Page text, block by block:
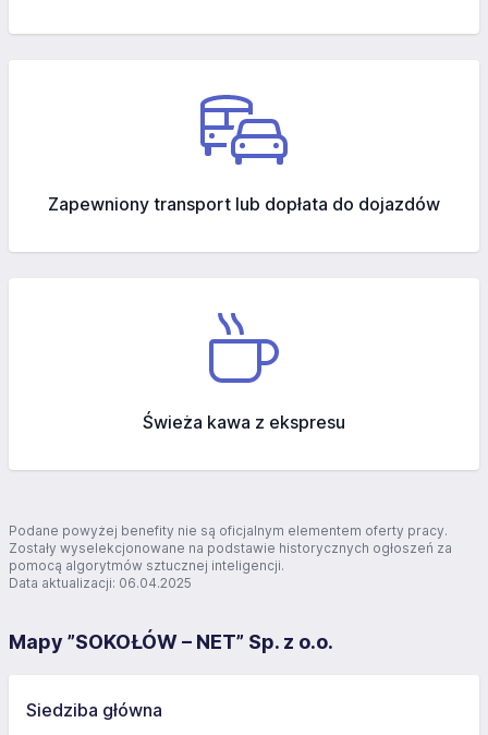
Zapewniony transport lub dopłata do dojazdów
Świeża kawa z ekspresu
Podane powyżej benefity nie są oficjalnym elementem oferty pracy.
Zostały wyselekcjonowane na podstawie historycznych ogłoszeń za
pomocą algorytmów sztucznej inteligencji.
Data aktualizacji: 06.04.2025
Mapy ”SOKOŁÓW – NET” Sp. z o.o.
Siedziba główna